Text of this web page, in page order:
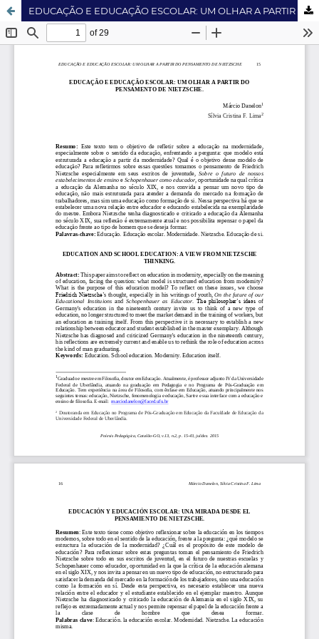
EDUCAÇÃO E EDUCAÇÃO ESCOLAR: UM OLHAR A PARTIR DO PENSAMENTO DE NIETZSCHE